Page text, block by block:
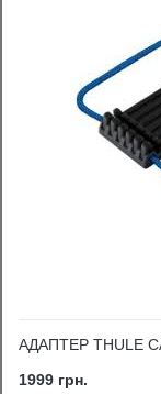
АДАПТЕР THULE
1999 грн.